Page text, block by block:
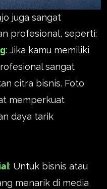
juga sangat
profesional, seperti:
: Jika kamu memiliki
sangat
citra bisnis. Foto
memperkuat
daya tarik
: Untuk bisnis atau
menarik di media